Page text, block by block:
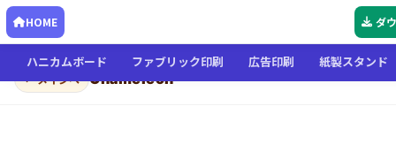
HOME ダ
ハニカムボード ファブリック印刷 広告印刷 紙製スタンド
← メインへ Chameleon